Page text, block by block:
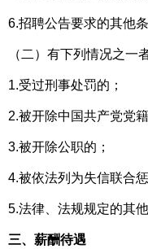
6.招聘公告要求的其他条
（二）有下列情况之一
1.受过刑事处罚的；
2.被开除中国共产党党籍
3.被开除公职的；
4.被依法列为失信联合
5.法律、法规规定的其他
三、薪酬待遇